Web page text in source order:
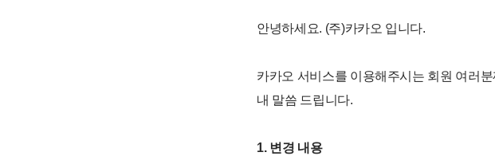
안녕하세요. (주)카카오 입니다.
카카오 서비스를 이용해주시는 회원 여러
내 말씀 드립니다.
1. 변경 내용